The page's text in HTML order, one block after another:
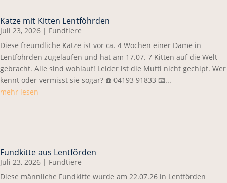
Katze mit Kitten Lentföhrden
Juli 23, 2026 | Fundtiere
Diese freundliche Katze ist vor ca. 4 Wochen einer Dame in
Lentföhrden zugelaufen und hat am 17.07. 7 Kitten auf die Welt
gebracht. Alle sind wohlauf! Leider ist die Mutti nicht gechipt. Wer
kennt oder vermisst sie sogar? ☎️ 04193 91833 📧...
mehr lesen
Fundkitte aus Lentförden
Juli 23, 2026 | Fundtiere
Diese männliche Fundkitte wurde am 22.07.26 in Lentförden